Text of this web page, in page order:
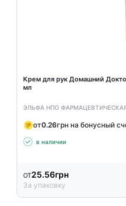
Крем для рук Домашний
мл
ЭЛЬФА НПО
от0.26грн на бонусный
в наличии
от25.56грн
За упаковку